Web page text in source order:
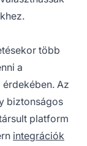
több
a
Az
biztonságos
platform
integrációk